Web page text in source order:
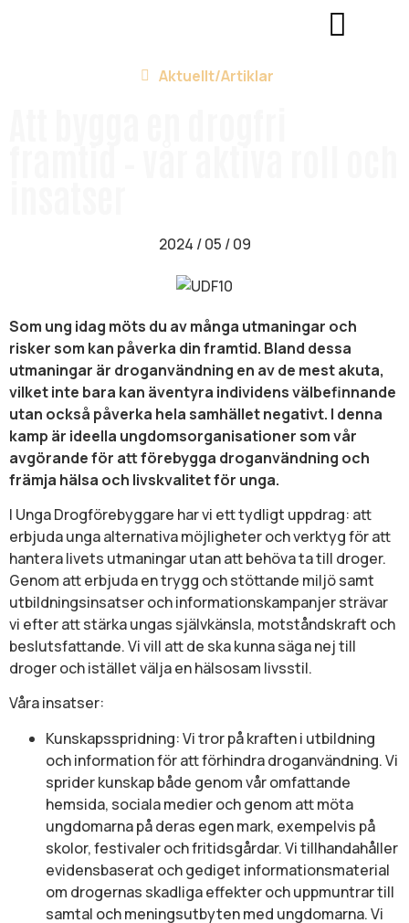
Aktuellt/Artiklar
2024 / 05 / 09
Som ung idag möts du av många utmaningar och
risker som kan påverka din framtid. Bland dessa
utmaningar är droganvändning en av de mest akuta,
vilket inte bara kan äventyra individens välbefinnande
utan också påverka hela samhället negativt. I denna
kamp är ideella ungdomsorganisationer som vår
avgörande för att förebygga droganvändning och
främja hälsa och livskvalitet för unga.
I Unga Drogförebyggare har vi ett tydligt uppdrag: att
erbjuda unga alternativa möjligheter och verktyg för att
hantera livets utmaningar utan att behöva ta till droger.
Genom att erbjuda en trygg och stöttande miljö samt
utbildningsinsatser och informationskampanjer strävar
vi efter att stärka ungas självkänsla, motståndskraft och
beslutsfattande. Vi vill att de ska kunna säga nej till
droger och istället välja en hälsosam livsstil.
Våra insatser:
Kunskapsspridning: Vi tror på kraften i utbildning
och information för att förhindra droganvändning. Vi
sprider kunskap både genom vår omfattande
hemsida, sociala medier och genom att möta
ungdomarna på deras egen mark, exempelvis på
skolor, festivaler och fritidsgårdar. Vi tillhandahåller
evidensbaserat och gediget informationsmaterial
om drogernas skadliga effekter och uppmuntrar till
samtal och meningsutbyten med ungdomarna. Vi